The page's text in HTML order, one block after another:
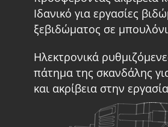
Ιδανικό για εργασίες
ξεβιδώματος σε
Ηλεκτρονικά
πάτημα της σκανδάλης
και ακρίβεια στην